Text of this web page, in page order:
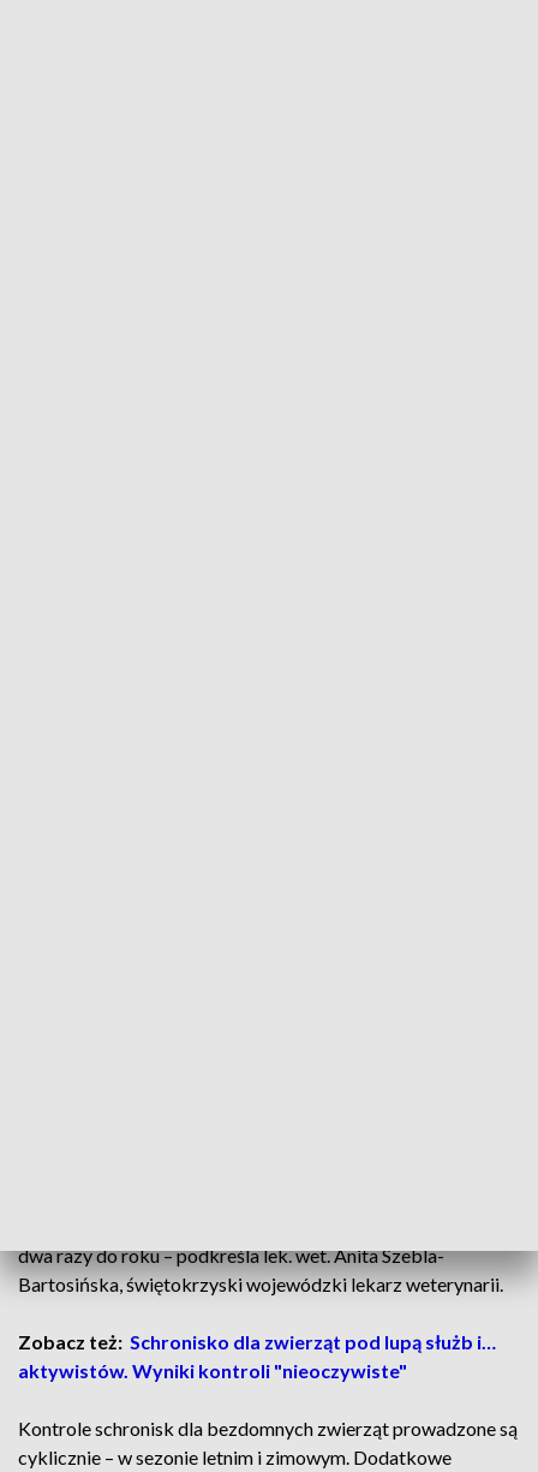
dwa razy do roku – podkreśla lek. wet. Anita Szebla-
Bartosińska, świętokrzyski wojewódzki lekarz weterynarii.
Zobacz też: Schronisko dla zwierząt pod lupą służb i…
aktywistów. Wyniki kontroli "nieoczywiste"
Kontrole schronisk dla bezdomnych zwierząt prowadzone są
cyklicznie – w sezonie letnim i zimowym. Dodatkowe